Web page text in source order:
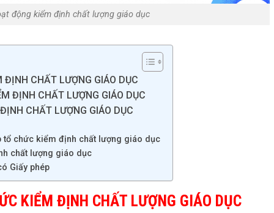
động kiểm định chất lượng giáo dục
CHẤT LƯỢNG GIÁO DỤC
ĐỊNH CHẤT LƯỢNG GIÁO DỤC
CHẤT LƯỢNG GIÁO DỤC
tổ chức kiểm định chất lượng giáo dục
chất lượng giáo dục
Giấy phép
KIỂM ĐỊNH CHẤT LƯỢNG GIÁO DỤC